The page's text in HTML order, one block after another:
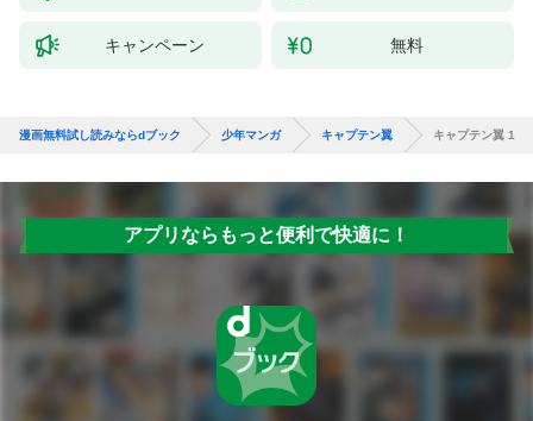
キャンペーン 無料
漫画無料試し読みならdブック 少年マンガ キャプテン翼 キャプテン翼 1
アプリならもっと便利で快適に！